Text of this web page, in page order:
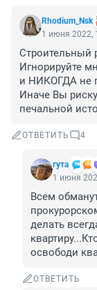
Rhodium_Nsk
1 июня 2022,
Строительный
Игнорируйте
и НИКОГДА не
Иначе Вы
печальной
ОТВЕТИТЬ 4
гута
1 июня
Всем
делать
освободи
ОТВЕТИТЬ